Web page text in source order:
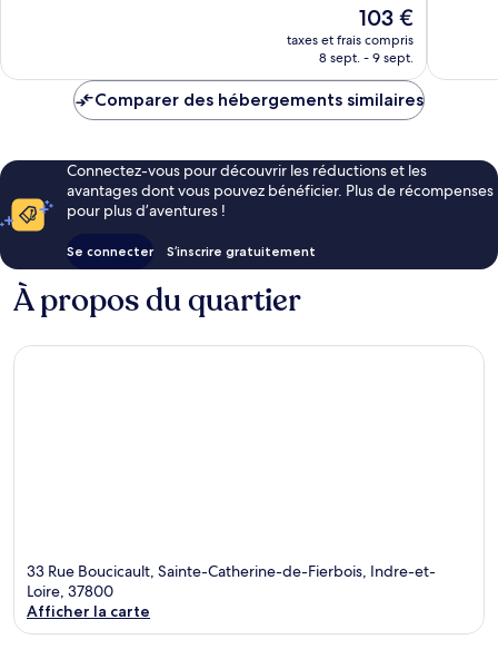
Le
nouveau
prix
de
103 €
taxes et frais compris
8 sept. - 9 sept.
Comparer des hébergements similaires
Connectez-vous pour découvrir les réductions et les
avantages dont vous pouvez bénéficier. Plus de récompenses
pour plus d’aventures !
Se connecter S’inscrire gratuitement
À propos du quartier
33 Rue Boucicault, Sainte-Catherine-de-Fierbois, Indre-et-
Loire, 37800
Afficher la carte